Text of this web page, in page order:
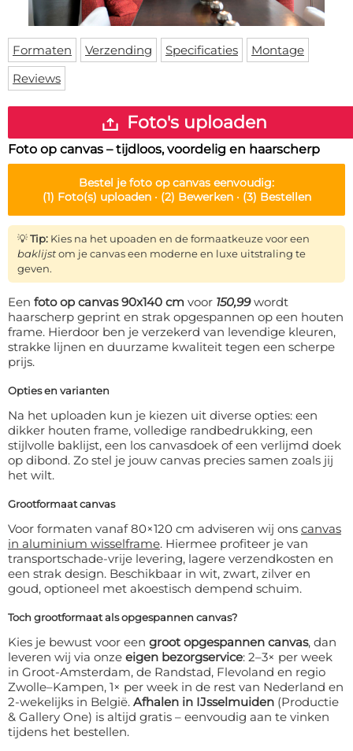
Vloermat
Skateboard deck
Over ons
Levertijden
Inloggen
WhatsApp
Formaten Verzending Specificaties
Montage
Reviews
Foto's uploaden
Foto op canvas – tijdloos, voordelig en haarscherp
Bestel jefoto op canvas eenvoudig:
(1) Foto(s) uploaden · (2) Bewerken · (3) Bestellen
💡Tip: Kies na het upoaden en de formaatkeuze voor een
baklijstom je canvas een moderne en luxe uitstraling te
geven.
Een foto op canvas 90x140 cm voor 150,99wordt
haarscherp geprint en strak opgespannen op een houten
frame. Hierdoor ben je verzekerd van levendige kleuren,
strakke lijnen en duurzame kwaliteit tegen een scherpe
prijs.
Opties en varianten
Na het uploaden kun je kiezen uit diverse opties: een
dikker houten frame, volledige randbedrukking, een
stijlvolle baklijst, een los canvasdoek of een verlijmd doek
op dibond. Zo stel je jouw canvas precies samen zoals jij
het wilt.
Grootformaat canvas
Voor formaten vanaf 80×120 cm adviseren wij ons canvas
in aluminium wisselframe. Hiermee profiteer je van
transportschade-vrije levering, lagere verzendkosten en
een strak design. Beschikbaar in wit, zwart, zilver en
goud, optioneel met akoestisch dempend schuim.
Toch grootformaat als opgespannen canvas?
Kies je bewust voor een groot opgespannen canvas, dan
leveren wij via onze eigen bezorgservice: 2–3× per week
in Groot-Amsterdam, de Randstad, Flevoland en regio
Zwolle–Kampen, 1× per week in de rest van Nederland en
2-wekelijks in België. Afhalen in IJsselmuiden (Productie
& Gallery One) is altijd gratis – eenvoudig aan te vinken
tijdens het bestellen.